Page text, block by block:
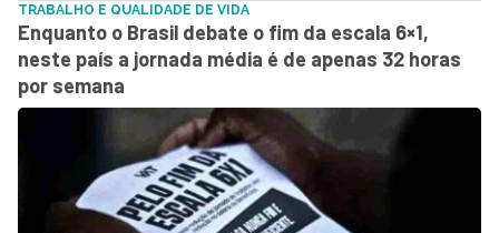
TRABALHO E QUALIDADE DE VIDA
Enquanto o Brasil debate o fim da escala 6×1,
neste país a jornada média é de apenas 32 horas
por semana